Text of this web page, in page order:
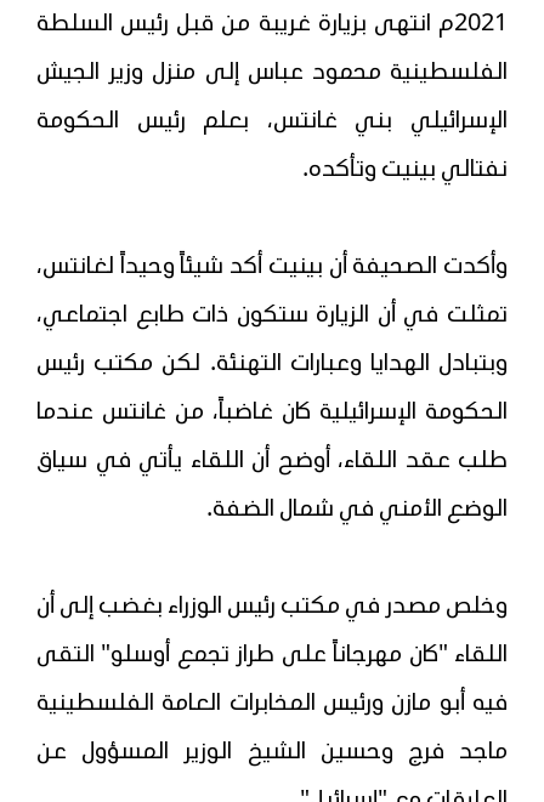
2021م انتهى بزيارة غريبة من قبل رئيس السلطة
الفلسطينية محمود عباس إلى منزل وزير الجيش
الإسرائيلي بني غانتس، بعلم رئيس الحكومة
نفتالي بينيت وتأكده.
وأكدت الصحيفة أن بينيت أكد شيئاً وحيداً لغانتس،
تمثلت في أن الزيارة ستكون ذات طابع اجتماعي،
وبتبادل الهدايا وعبارات التهنئة. لكن مكتب رئيس
الحكومة الإسرائيلية كان غاضباً، من غانتس عندما
طلب عقد اللقاء، أوضح أن اللقاء يأتي في سياق
الوضع الأمني في شمال الضفة.
وخلص مصدر في مكتب رئيس الوزراء بغضب إلى أن
اللقاء "كان مهرجاناً على طراز تجمع أوسلو" التقى
فيه أبو مازن ورئيس المخابرات العامة الفلسطينية
ماجد فرج وحسين الشيخ الوزير المسؤول عن